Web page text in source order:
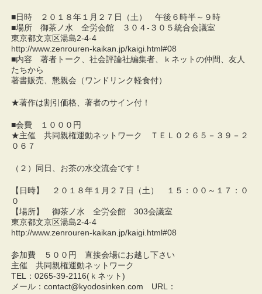
■日時 ２０１８年１月２７日（土） 午後６時半～９時
■場所 御茶ノ水 全労会館 ３０４-３０５統合会議室
東京都文京区湯島2-4-4
http://www.zenrouren-kaikan.jp/kaigi.html#08
■内容 著者トーク、社会評論社編集者、ｋネットの仲間、友人
たちから
著書販売、懇親会（ワンドリンク軽食付）
★著作は割引価格、著者のサイン付！
■会費 １０００円
★主催 共同親権運動ネットワーク ＴＥＬ０２６５－３９－２
０６７
（２）同日、お茶の水交流会です！
【日時】 ２０１８年１月２７日（土） １５：００～１７：０
０
【場所】 御茶ノ水 全労会館 303会議室
東京都文京区湯島2-4-4
http://www.zenrouren-kaikan.jp/kaigi.html#08
参加費 ５００円 直接会場にお越し下さい
主催 共同親権運動ネットワーク
TEL：0265-39-2116(ｋネット)
メール：contact@kyodosinken.com URL：